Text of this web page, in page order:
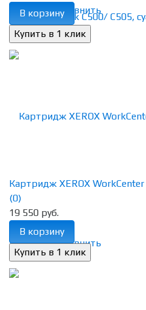
избранное сравнить
В корзину
избранное сравнить
Картридж XEROX
(0)
19 550 руб.
В корзину